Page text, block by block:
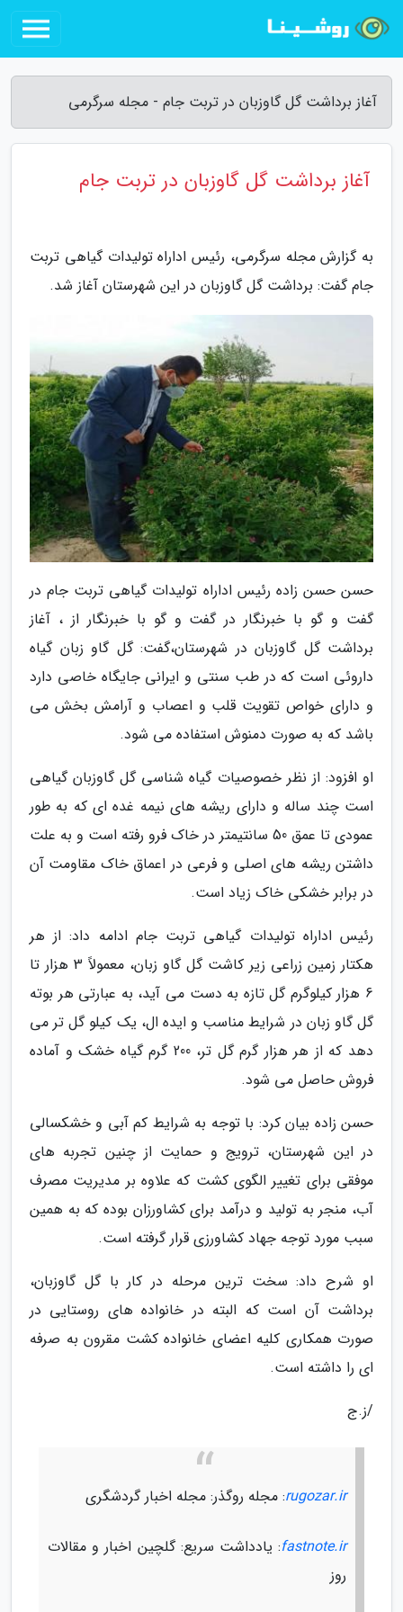
آغاز برداشت گل گاوزبان در تربت جام - مجله سرگرمی
آغاز برداشت گل گاوزبان در تربت جام
به گزارش مجله سرگرمی، رئیس اداراه تولیدات گیاهی تربت
جام گفت: برداشت گل گاوزبان در این شهرستان آغاز شد.
حسن حسن زاده رئیس اداراه تولیدات گیاهی تربت جام در
گفت و گو با خبرنگار در گفت و گو با خبرنگار از ، آغاز
برداشت گل گاوزبان در شهرستان،گفت: گل گاو زبان گیاه
داروئی است که در طب سنتی و ایرانی جایگاه خاصی دارد
و دارای خواص تقویت قلب و اعصاب و آرامش بخش می
باشد که به صورت دمنوش استفاده می شود.
او افزود: از نظر خصوصیات گیاه شناسی گل گاوزبان گیاهی
است چند ساله و دارای ریشه های نیمه غده ای که به طور
عمودی تا عمق 50 سانتیمتر در خاک فرو رفته است و به علت
داشتن ریشه های اصلی و فرعی در اعماق خاک مقاومت آن
در برابر خشکی خاک زیاد است.
رئیس اداراه تولیدات گیاهی تربت جام ادامه داد: از هر
هکتار زمین زراعی زیر کاشت گل گاو زبان، معمولاً 3 هزار تا
6 هزار کیلوگرم گل تازه به دست می آید، به عبارتی هر بوته
گل گاو زبان در شرایط مناسب و ایده ال، یک کیلو گل تر می
دهد که از هر هزار گرم گل تر، 200 گرم گیاه خشک و آماده
فروش حاصل می شود.
حسن زاده بیان کرد: با توجه به شرایط کم آبی و خشکسالی
در این شهرستان، ترویج و حمایت از چنین تجربه های
موفقی برای تغییر الگوی کشت که علاوه بر مدیریت مصرف
آب، منجر به تولید و درآمد برای کشاورزان بوده که به همین
سبب مورد توجه جهاد کشاورزی قرار گرفته است.
او شرح داد: سخت ترین مرحله در کار با گل گاوزبان،
برداشت آن است که البته در خانواده های روستایی در
صورت همکاری کلیه اعضای خانواده کشت مقرون به صرفه
ای را داشته است.
/ز.ج
rugozar.ir: مجله روگذر: مجله اخبار گردشگری
fastnote.ir: یادداشت سریع: گلچین اخبار و مقالات
روز